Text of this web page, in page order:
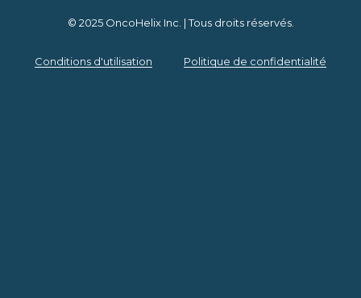
© 2025 OncoHelix Inc. | Tous droits réservés.
Conditions d'utilisation Politique de confidentialité